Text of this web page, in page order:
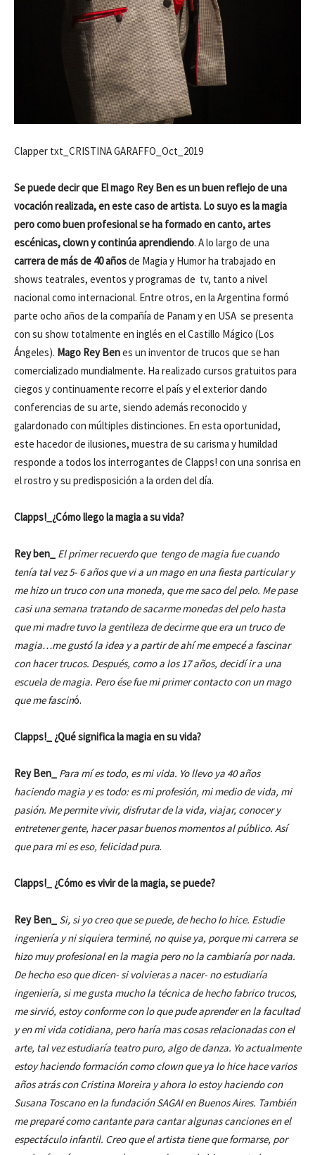
Clapper txt_CRISTINA GARAFFO_Oct_2019
Se puede decir que El mago Rey Ben es un buen reflejo de una
vocación realizada, en este caso de artista. Lo suyo es la magia
pero como buen profesional se ha formado en canto, artes
escénicas, clown y continúa aprendiendo. A lo largo de una
carrera de más de 40 añosde Magia y Humor ha trabajado en
shows teatrales, eventos y programas de tv, tanto a nivel
nacional como internacional. Entre otros, en la Argentina formó
parte ocho años de la compañía de Panam y en USA se presenta
con su show totalmente en inglés en el Castillo Mágico (Los
Ángeles). Mago Rey Benes un inventor de trucos que se han
comercializado mundialmente. Ha realizado cursos gratuitos para
ciegos y continuamente recorre el país y el exterior dando
conferencias de su arte, siendo además reconocido y
galardonado con múltiples distinciones. En esta oportunidad,
este hacedor de ilusiones, muestra de su carisma y humildad
responde a todos los interrogantes de Clapps! con una sonrisa en
el rostro y su predisposición a la orden del día.
Clapps!_¿Cómo llego la magia a su vida?
Rey ben_
El primer recuerdo que tengo de magia fue cuando
tenía tal vez 5- 6 años que vi a un mago en una fiesta particular y
me hizo un truco con una moneda, que me saco del pelo. Me pase
casi una semana tratando de sacarme monedas del pelo hasta
que mi madre tuvo la gentileza de decirme que era un truco de
magia…me gustó la idea y a partir de ahí me empecé a fascinar
con hacer trucos. Después, como a los 17 años, decidí ir a una
escuela de magia. Pero ése fue mi primer contacto con un mago
que me fascinó.
Clapps!_ ¿Qué significa la magia en su vida?
Rey Ben_
Para mí es todo, es mi vida. Yo llevo ya 40 años
haciendo magia y es todo: es mi profesión, mi medio de vida, mi
pasión. Me permite vivir, disfrutar de la vida, viajar, conocer y
entretener gente, hacer pasar buenos momentos al público. Así
que para mi es eso, felicidad pura.
Clapps!_ ¿Cómo es vivir de la magia, se puede?
Rey Ben_
Si, si yo creo que se puede, de hecho lo hice. Estudie
ingeniería y ni siquiera terminé, no quise ya, porque mi carrera se
hizo muy profesional en la magia pero no la cambiaría por nada.
De hecho eso que dicen- si volvieras a nacer- no estudiaría
ingeniería, si me gusta mucho la técnica de hecho fabrico trucos,
me sirvió, estoy conforme con lo que pude aprender en la facultad
y en mi vida cotidiana, pero haría mas cosas relacionadas con el
arte, tal vez estudiaría teatro puro, algo de danza. Yo actualmente
estoy haciendo formación como clown que ya lo hice hace varios
años atrás con Cristina Moreira y ahora lo estoy haciendo con
Susana Toscano en la fundación SAGAI en Buenos Aires. También
me preparé como cantante para cantar algunas canciones en el
espectáculo infantil. Creo que el artista tiene que formarse, por